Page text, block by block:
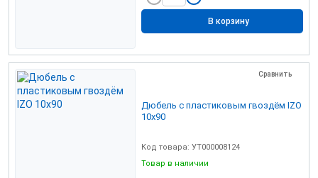
В корзину
Сравнить
Дюбель с пластиковым гвоздём IZO
10х90
Код товара: УТ000008124
Товар в наличии